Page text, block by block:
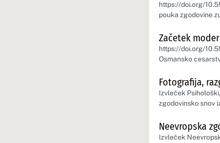
https://doi.org/
pouka zgodovine
Začetek
https://doi.org/
Osmansko
Fotografija,
Izvleček
zgodovinsko snov
Neevropska
Izvleček